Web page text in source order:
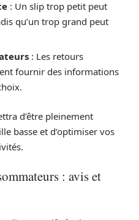
: Un slip trop petit peut
qu’un trop grand peut
: Les retours
fournir des informations
d’être pleinement
basse et d’optimiser vos
: avis et